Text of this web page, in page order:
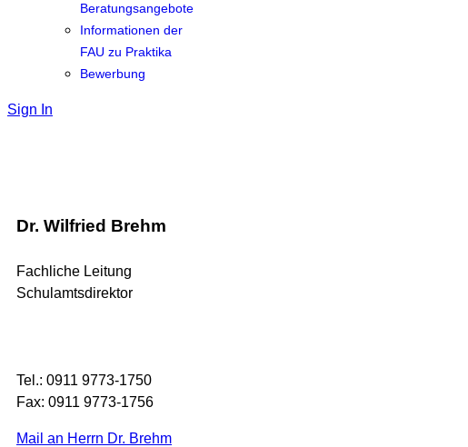
Beratungsangebote
Informationen der
FAU zu Praktika
Bewerbung
Sign In
Dr. Wilfried Brehm
Fachliche Leitung
Schulamtsdirektor
Tel.: 0911 9773-1750
Fax: 0911 9773-1756
Mail an Herrn Dr. Brehm